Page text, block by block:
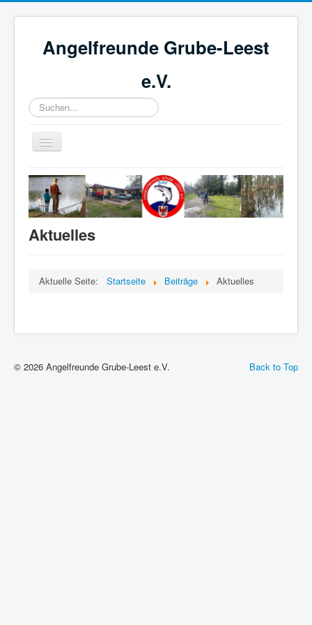
Angelfreunde Grube-Leest
e.V.
Suchen...
Toggle
Navigation
Willkommen
Unser Verein
Aktuelles
Aktuelle Seite: Startseite Beiträge Aktuelles
Back to Top
© 2026 Angelfreunde Grube-Leest e.V.